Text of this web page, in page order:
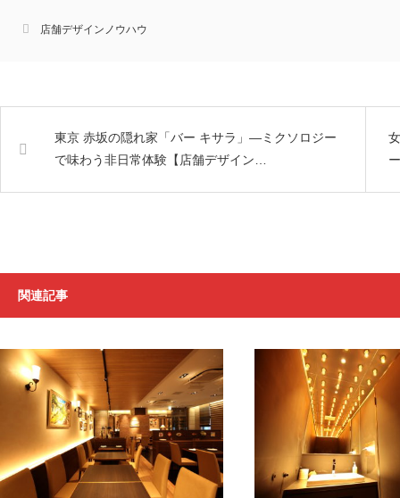
店舗デザインノウハウ
東京 赤坂の隠れ家「バー キサラ」―ミクソロジー
で味わう非日常体験【店舗デザイン…
関連記事